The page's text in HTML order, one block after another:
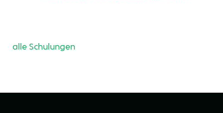
alle Schulungen